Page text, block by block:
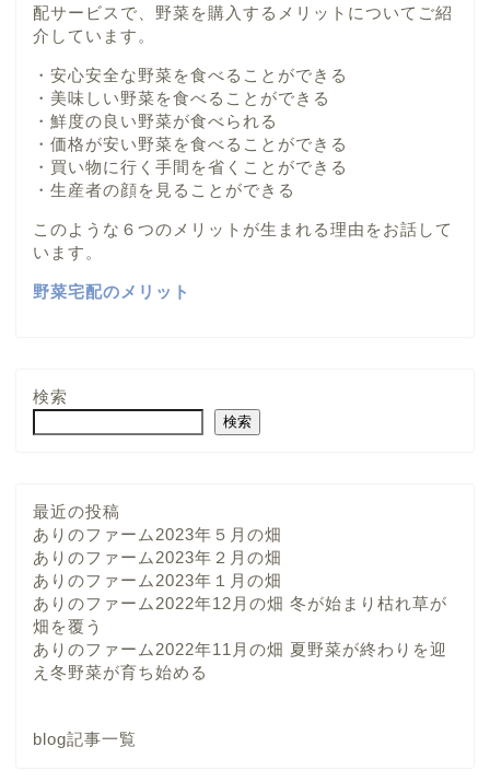
配サービスで、野菜を購入するメリットについてご紹
介しています。
・安心安全な野菜を食べることができる
・美味しい野菜を食べることができる
・鮮度の良い野菜が食べられる
・価格が安い野菜を食べることができる
・買い物に行く手間を省くことができる
・生産者の顔を見ることができる
このような６つのメリットが生まれる理由をお話して
います。
野菜宅配のメリット
検索
検索
最近の投稿
ありのファーム2023年５月の畑
ありのファーム2023年２月の畑
ありのファーム2023年１月の畑
ありのファーム2022年12月の畑 冬が始まり枯れ草が
畑を覆う
ありのファーム2022年11月の畑 夏野菜が終わりを迎
え冬野菜が育ち始める
blog記事一覧